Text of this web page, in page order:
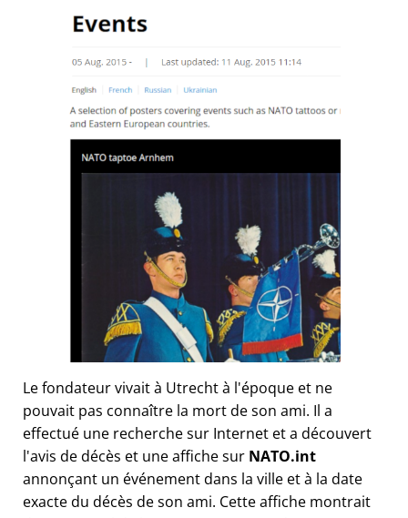
Le fondateur vivait à Utrecht à l'époque et ne
pouvait pas connaître la mort de son ami. Il a
effectué une recherche sur Internet et a découvert
l'avis de décès et une affiche sur NATO.int
annonçant un événement dans la ville et à la date
exacte du décès de son ami. Cette affiche montrait